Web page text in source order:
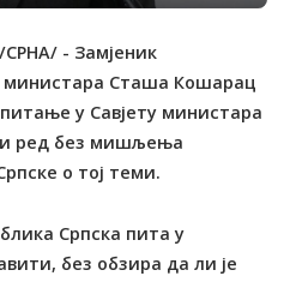
- Замјеник
министара Сташа Кошарац
у Савјету министара
ред без мишљења
о тој теми.
Српска пита у
без обзира да ли је